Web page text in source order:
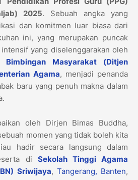
2025. Sebuah angka yang
dan komitmen luar biasa dari
ini, yang merupakan puncak
yang diselenggarakan oleh
Bimbingan Masyarakat (Ditjen
Agama, menjadi penanda
baru yang penuh makna dalam
oleh Dirjen Bimas Buddha,
momen yang tidak boleh kita
hadir secara langsung dalam
di Sekolah Tinggi Agama
Sriwijaya, Tangerang, Banten,